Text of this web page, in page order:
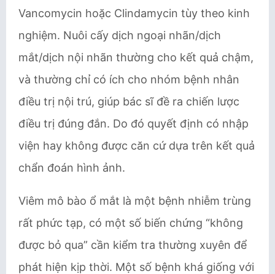
Vancomycin hoặc Clindamycin tùy theo kinh
nghiệm. Nuôi cấy dịch ngoại nhãn/dịch
mắt/dịch nội nhãn thường cho kết quả chậm,
và thường chỉ có ích cho nhóm bệnh nhân
điều trị nội trú, giúp bác sĩ đề ra chiến lược
điều trị đúng đắn. Do đó quyết định có nhập
viện hay không được căn cứ dựa trên kết quả
chẩn đoán hình ảnh.
Viêm mô bào ổ mắt là một bệnh nhiễm trùng
rất phức tạp, có một số biến chứng “không
được bỏ qua” cần kiểm tra thường xuyên để
phát hiện kịp thời. Một số bệnh khá giống với